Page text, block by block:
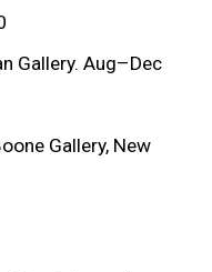
Gallery. Aug–Dec
Gallery, New